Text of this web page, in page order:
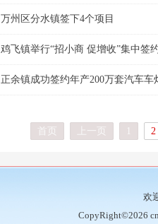
万州区分水镇签下4个项目
鸡飞镇举行“招小商 促增收”集中签
正余镇成功签约年产200万套汽车车
首页 上一页 2
欢
CopyRight©2026